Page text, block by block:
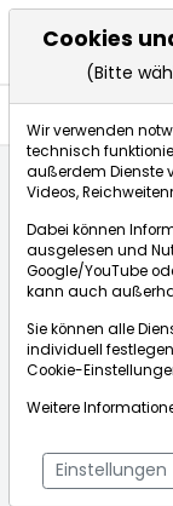
SunCoke
Partners
[WKN: A1KB0L |
ISIN:
Aktienkurse
Cookies
(Bitte
Wir verwenden
technisch
außerdem Dienste
Videos,
Dabei können
ausgelesen und
Google/YouTube
kann auch
Sie können alle
individuell
Cookie-
Weitere
Einstellungen